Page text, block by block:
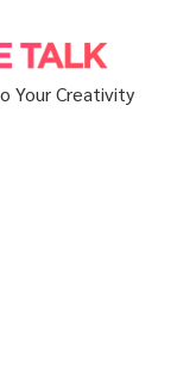
Your Creativity